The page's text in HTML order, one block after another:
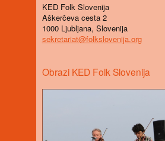
KED Folk Slovenija
Aškerčeva cesta 2
1000 Ljubljana, Slovenija
sekretariat@folkslovenija.org
Obrazi KED Folk Slovenija